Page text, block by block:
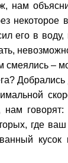
нам
некоторое
его в
смеялись –
нам
где